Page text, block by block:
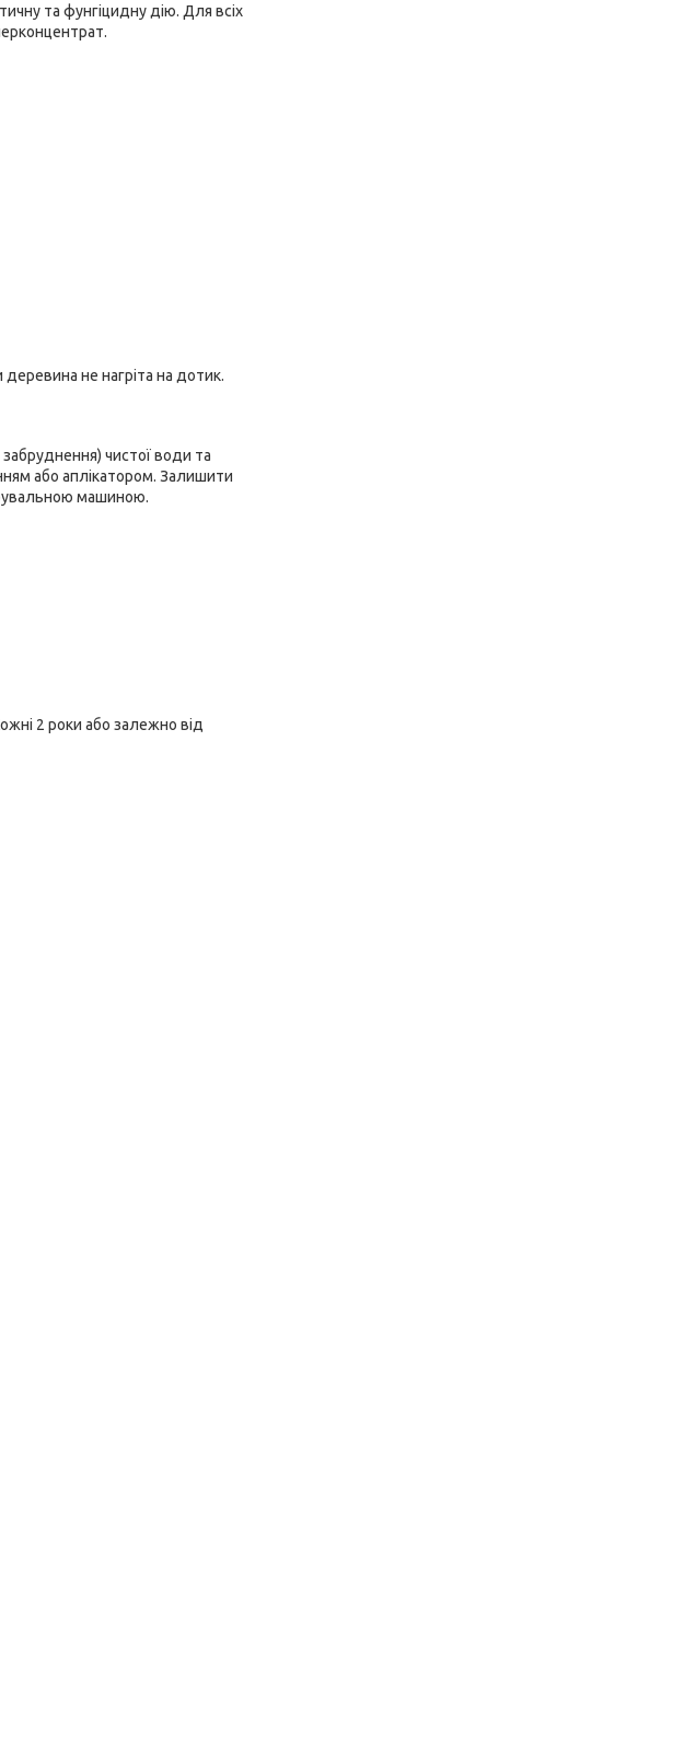
та фунгіцидну дію. Для всіх
не нагріта на дотик.
чистої води та
або аплікатором. Залишити
машиною.
2 роки або залежно від